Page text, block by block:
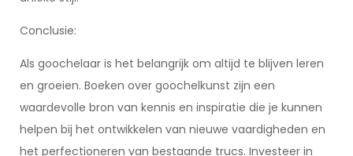
Conclusie:
Als goochelaar is het belangrijk om altijd te blijven leren
en groeien. Boeken over goochelkunst zijn een
waardevolle bron van kennis en inspiratie die je kunnen
helpen bij het ontwikkelen van nieuwe vaardigheden en
het perfectioneren van bestaande trucs. Investeer in